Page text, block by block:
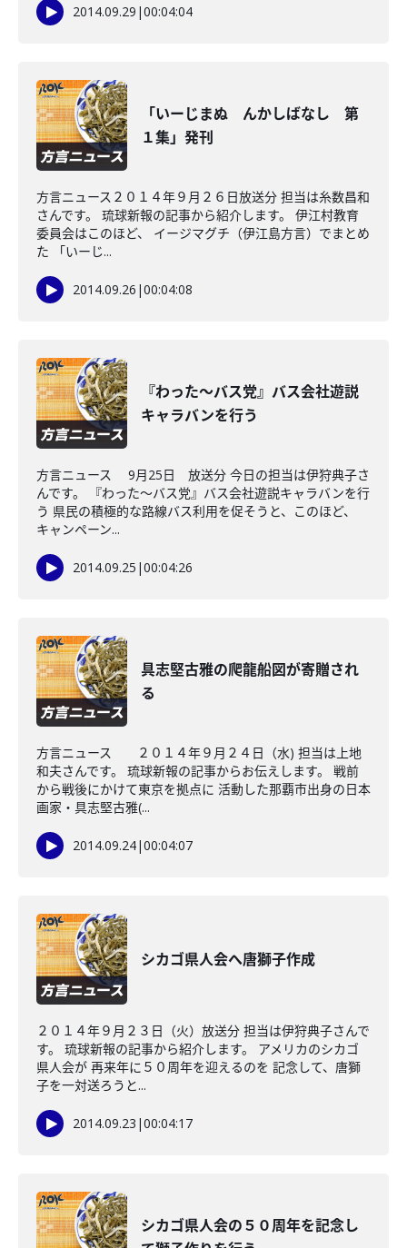
2014.09.29 |00:04:04
「いーじまぬ んかしばなし 第
１集」発刊
方言ニュース２０１４年９月２６日放送分 担当は糸数昌和
さんです。 琉球新報の記事から紹介します。 伊江村教育
委員会はこのほど、 イージマグチ（伊江島方言）でまとめ
た 「いーじ...
2014.09.26 |00:04:08
『わった～バス党』バス会社遊説
キャラバンを行う
方言ニュース 9月25日 放送分 今日の担当は伊狩典子さ
んです。 『わった～バス党』バス会社遊説キャラバンを行
う 県民の積極的な路線バス利用を促そうと、このほど、
キャンペーン...
2014.09.25 |00:04:26
具志堅古雅の爬龍船図が寄贈され
る
方言ニュース ２０１４年９月２４日（水) 担当は上地
和夫さんです。 琉球新報の記事からお伝えします。 戦前
から戦後にかけて東京を拠点に 活動した那覇市出身の日本
画家・具志堅古雅(...
2014.09.24|00:04:07
シカゴ県人会へ唐獅子作成
２０１４年９月２３日（火）放送分 担当は伊狩典子さんで
す。 琉球新報の記事から紹介します。 アメリカのシカゴ
県人会が 再来年に５０周年を迎えるのを 記念して、唐獅
子を一対送ろうと...
2014.09.23 |00:04:17
シカゴ県人会の５０周年を記念し